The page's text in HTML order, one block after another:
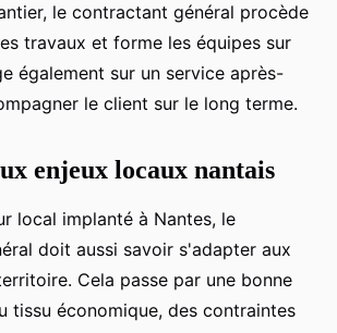
le contractant général procède
travaux et forme les équipes sur
également sur un service après-
le client sur le long terme.
enjeux locaux nantais
local implanté à Nantes, le
doit aussi savoir s'adapter aux
Cela passe par une bonne
tissu économique, des contraintes